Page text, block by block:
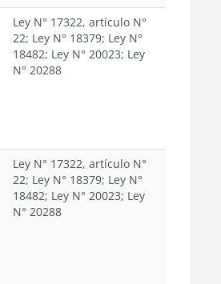
Ley N° 17322, artículo N°
22; Ley N° 18379; Ley N°
18482; Ley N° 20023; Ley
N° 20288
Ley N° 17322, artículo N°
22; Ley N° 18379; Ley N°
18482; Ley N° 20023; Ley
N° 20288